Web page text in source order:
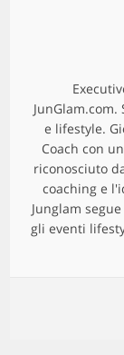
e lifestyle.
Coach con
riconosciuto
coaching e
Junglam
gli eventi